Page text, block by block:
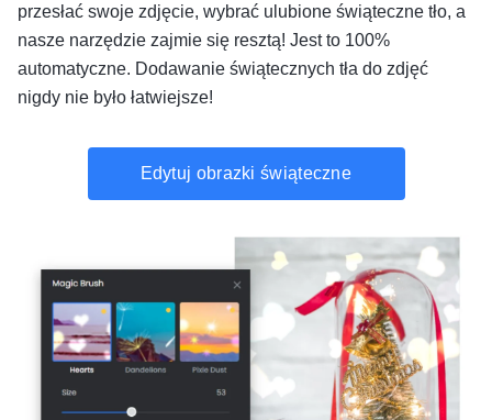
przesłać swoje zdjęcie, wybrać ulubione świąteczne tło, a
nasze narzędzie zajmie się resztą! Jest to 100%
automatyczne. Dodawanie świątecznych tła do zdjęć
nigdy nie było łatwiejsze!
Edytuj obrazki świąteczne